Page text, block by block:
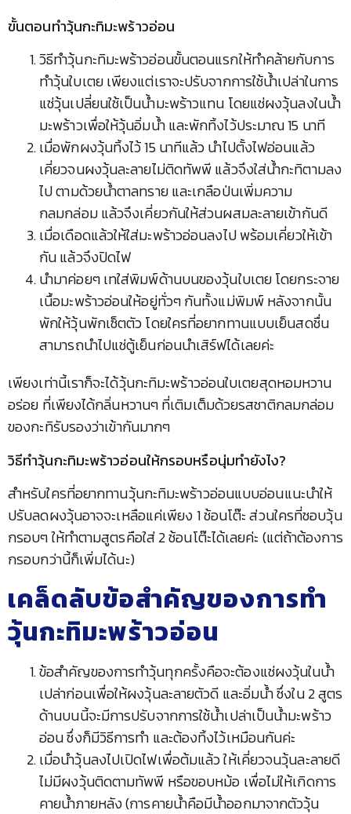
ขั้นตอนทำวุ้นกะทิมะพร้าวอ่อน
วิธีทำวุ้นกะทิมะพร้าวอ่อนขั้นตอนแรกให้ทำคล้ายกับการ
ทำวุ้นใบเตย เพียงแต่เราจะปรับจากการใช้น้ำเปล่าในการ
แช่วุ้นเปลี่ยนใช้เป็นน้ำมะพร้าวแทน โดยแช่ผงวุ้นลงในน้ำ
มะพร้าวเพื่อให้วุ้นอิ่มน้ำ และพักทิ้งไว้ประมาณ 15 นาที
เมื่อพักผงวุ้นทิ้งไว้ 15 นาทีแล้ว นำไปตั้งไฟอ่อนแล้ว
เคี่ยวจนผงวุ้นละลายไม่ติดทัพพี แล้วจึงใส่น้ำกะทิตามลง
ไป ตามด้วยน้ำตาลทราย และเกลือป่นเพิ่มความ
กลมกล่อม แล้วจึงเคี่ยวกันให้ส่วนผสมละลายเข้ากันดี
เมื่อเดือดแล้วให้ใส่มะพร้าวอ่อนลงไป พร้อมเคี่ยวให้เข้า
กัน แล้วจึงปิดไฟ
นำมาค่อยๆ เทใส่พิมพ์ด้านบนของวุ้นใบเตย โดยกระจาย
เนื้อมะพร้าวอ่อนให้อยู่ทั่วๆ กันทั้งแม่พิมพ์ หลังจากนั้น
พักให้วุ้นพักเซ็ตตัว โดยใครที่อยากทานแบบเย็นสดชื่น
สามารถนำไปแช่ตู้เย็นก่อนนำเสิร์ฟได้เลยค่ะ
เพียงเท่านี้เราก็จะได้วุ้นกะทิมะพร้าวอ่อนใบเตยสุดหอมหวาน
อร่อย ที่เพียงได้กลิ่นหวานๆ ที่เติมเต็มด้วยรสชาติกลมกล่อม
ของกะทิรับรองว่าเข้ากันมากๆ
วิธีทำวุ้นกะทิมะพร้าวอ่อนให้กรอบหรือนุ่มทำยังไง?
สำหรับใครที่อยากทานวุ้นกะทิมะพร้าวอ่อนแบบอ่อนแนะนำให้
ปรับลดผงวุ้นอาจจะเหลือแค่เพียง 1 ช้อนโต๊ะ ส่วนใครที่ชอบวุ้น
กรอบๆ ให้ทำตามสูตรคือใส่ 2 ช้อนโต๊ะได้เลยค่ะ (แต่ถ้าต้องการ
กรอบกว่านี้ก็เพิ่มได้นะ)
เคล็ดลับข้อสำคัญของการทำ
วุ้นกะทิมะพร้าวอ่อน
ข้อสำคัญของการทำวุ้นทุกครั้งคือจะต้องแช่ผงวุ้นในน้ำ
เปล่าก่อนเพื่อให้ผงวุ้นละลายตัวดี และอิ่มน้ำ ซึ่งใน 2 สูตร
ด้านบนนี้จะมีการปรับจากการใช้น้ำเปล่าเป็นน้ำมะพร้าว
อ่อน ซึ่งก็มีวิธีการทำ และต้องทิ้งไว้เหมือนกันค่ะ
เมื่อนำวุ้นลงไปเปิดไฟเพื่อต้มแล้ว ให้เคี่ยวจนวุ้นละลายดี
ไม่มีผงวุ้นติดตามทัพพี หรือขอบหม้อ เพื่อไม่ให้เกิดการ
คายน้ำภายหลัง (การคายน้ำคือมีน้ำออกมาจากตัววุ้น